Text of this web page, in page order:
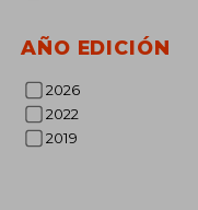
AÑO EDICIÓN
2026
2022
2019